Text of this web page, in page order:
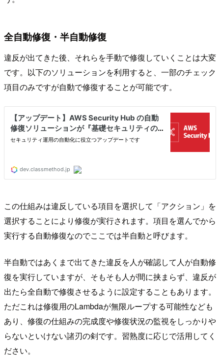
全自動修復・半自動修復
違反が出てきた後、それらを手動で修復していくことは大変
です。以下のソリューションを利用すると、一部のチェック
項目のみですが自動で修復することが可能です。
この仕組みは違反している項目を選択して「アクション」を
選択することにより修復が実行されます。項目を選んでから
実行する自動修復なのでここでは半自動と呼びます。
半自動ではあくまで出てきた違反を人が確認して人が自動修
復を実行していますが、そもそも人が間に挟まらず、違反が
出たら全自動で修復させるように設定することもあります。
ただこれは修復用のLambdaが無限ループする可能性なども
あり、修復の仕組みの完成度や修復状況の監視をしっかりや
らないといけない諸刃の剣です。習熟度に応じで活用してく
ださい。